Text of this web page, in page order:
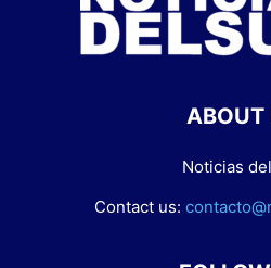
ABOUT
Noticias
Contact us: